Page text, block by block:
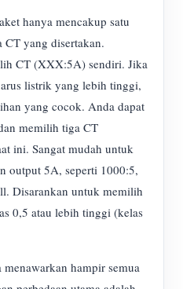
hanya mencakup satu
CT yang disertakan.
CT (XXX:5A) sendiri. Jika
listrik yang lebih tinggi,
yang cocok. Anda dapat
memilih tiga CT
ini. Sangat mudah untuk
output 5A, seperti 1000:5,
Disarankan untuk memilih
0,5 atau lebih tinggi (kelas
menawarkan hampir semua